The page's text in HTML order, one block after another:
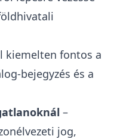
kiemelten fontos a
bejegyzés és a
–
jog,